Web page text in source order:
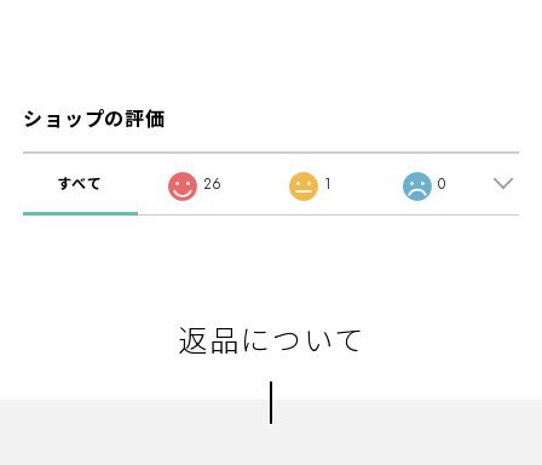
ショップの評価
すべて 26 1 0
返品について